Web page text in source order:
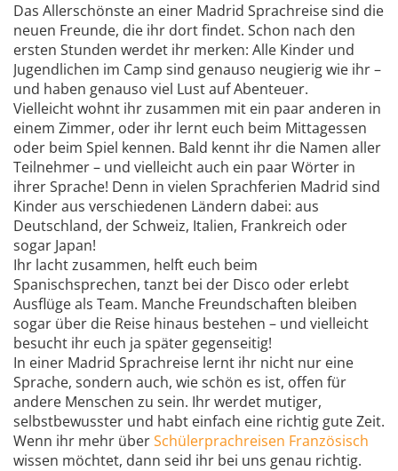
Das Allerschönste an einer Madrid Sprachreise sind die
neuen Freunde, die ihr dort findet. Schon nach den
ersten Stunden werdet ihr merken: Alle Kinder und
Jugendlichen im Camp sind genauso neugierig wie ihr –
und haben genauso viel Lust auf Abenteuer.
Vielleicht wohnt ihr zusammen mit ein paar anderen in
einem Zimmer, oder ihr lernt euch beim Mittagessen
oder beim Spiel kennen. Bald kennt ihr die Namen aller
Teilnehmer – und vielleicht auch ein paar Wörter in
ihrer Sprache! Denn in vielen Sprachferien Madrid sind
Kinder aus verschiedenen Ländern dabei: aus
Deutschland, der Schweiz, Italien, Frankreich oder
sogar Japan!
Ihr lacht zusammen, helft euch beim
Spanischsprechen, tanzt bei der Disco oder erlebt
Ausflüge als Team. Manche Freundschaften bleiben
sogar über die Reise hinaus bestehen – und vielleicht
besucht ihr euch ja später gegenseitig!
In einer Madrid Sprachreise lernt ihr nicht nur eine
Sprache, sondern auch, wie schön es ist, offen für
andere Menschen zu sein. Ihr werdet mutiger,
selbstbewusster und habt einfach eine richtig gute Zeit.
Wenn ihr mehr überSchülerprachreisen Französisch
wissen möchtet, dann seid ihr bei uns genau richtig.